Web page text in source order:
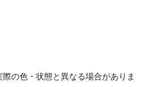
の色・状態と異なる場合がありま